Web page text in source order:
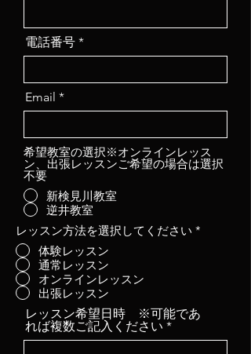
電話番号
Email
希望教室の選択※オンラインレッス
ン、出張レッスンご希望の場合は選択
不要
新検見川教室
逆井教室
レッスン方法を選択してください *
体験レッスン
通常レッスン
オンラインレッスン
出張レッスン
レッスン希望日時 ※可能であ
れば複数ご記入ください